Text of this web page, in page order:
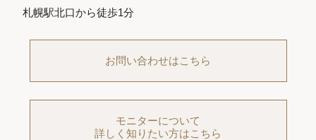
札幌駅北口から徒歩1分
お問い合わせはこちら
モニターについて
詳しく知りたい方はこちら